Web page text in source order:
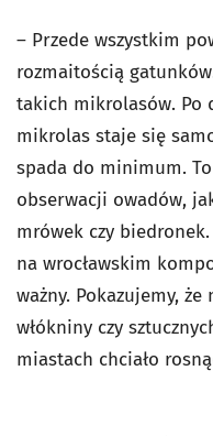
– Przede wszystkim
rozmaitością
takich mikrolasów. Po
mikrolas staje się
spada do minimum.
obserwacji owadów,
mrówek czy
na wrocławskim
ważny. Pokazujemy,
włókniny czy
miastach chciało